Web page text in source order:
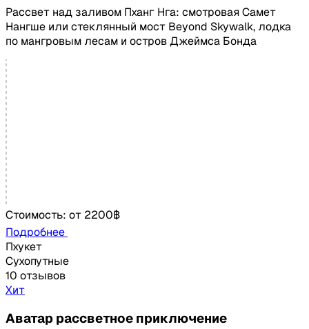
Рассвет над заливом Пханг Нга: смотровая Самет
Нангше или стеклянный мост Beyond Skywalk, лодка
по мангровым лесам и остров Джеймса Бонда
Стоимость: от 2200฿
Подробнее
Пхукет
Сухопутные
10 отзывов
Хит
Аватар рассветное приключение